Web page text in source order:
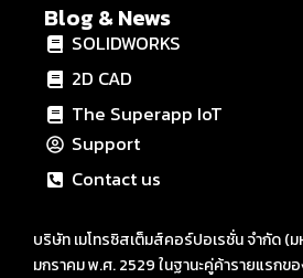
Blog & News
SOLIDWORKS
2D CAD
The Superapp IoT
Support
Contact us
บริษัท เมโทรซิสเต็มส์คอร์ปอเรชั่น จำกัด (
มกราคม พ.ศ. 2529 ในฐานะคู่ค้ารายแรกข